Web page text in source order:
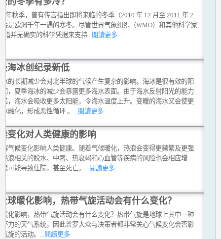
年秋季，曾有传言指出即将来临的冬季（2010 年 12 月至 2011 年 2
会是欧洲千年一遇的寒冬。尽管世界气象组织（WMO）和其他科学家
指并无确实的科学凭据来支持 ...閱讀更多
海冰创纪录新低
的长期减少会对北半球的气候产生复杂的影响。海冰是很有效的阳
面，夏季海冰的减少会暴露更多海水表面。由于海水反射阳光的能力
，海水会吸收更多太阳能，令海水温度上升。变暖的海水又会使更
融化，形成恶性循环 。 ...閱讀更多
变化对人类健康的影响
解气候变化影响人类健康。随着气候暖化，热浪会变得更频繁及更强
热浪相关的脱水、中暑、热衰竭和心血管等疾病的风险也会相应增
可能导致住院，甚至死亡。
...閱讀更多
球暖化影响，热带气旋活动会有什么变化？
暖化影响，热带气旋活动会有什么变化？热带气旋是地球上其中一种
坏力的天气系统，因此普罗大众与决策者都非常关心气候变化会否影
旋的活动。 ...閱讀更多